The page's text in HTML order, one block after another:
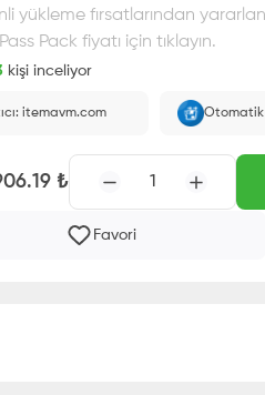
yükleme fırsatlarından
Pack fiyatı için tıklayın.
kişi inceliyor
yüklenir.
itemavm.com Otomatik
₺ 1
Favori